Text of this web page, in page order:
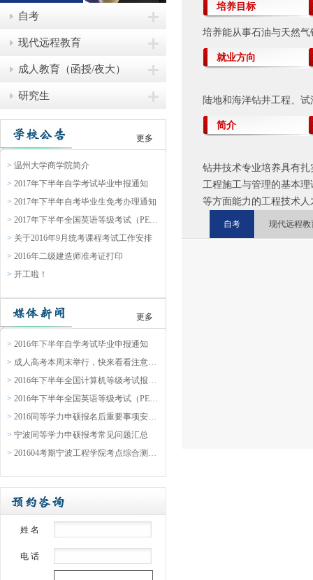
自考
现代远程教育
成人教育（函授/夜大）
研究生
更多
> 温州大学商学院简介
> 2017年下半年自学考试毕业申报通知
> 2017年下半年自考毕业生免考办理通知
> 2017年下半年全国英语等级考试（PETS）报名通知
> 关于2016年9月统考课程考试工作安排
> 2016年二级建造师准考证打印
> 开工啦！
更多
> 2016年下半年自学考试毕业申报通知
> 成人高考本周末举行，快来看看注意事项吧
> 2016年下半年全国计算机等级考试报名通告
> 2016年下半年全国英语等级考试（PETS）报名通知
> 2016同等学力申硕报名后重要事项安排表
> 宁波同等学力申硕报考常见问题汇总
> 201604考期宁波工程学院考点综合测验缴费通知
姓 名
电 话
培养目标
培养能从事石油与天然
就业方向
陆地和海洋钻井工程、
简介
钻井技术专业培养具有
工程施工与管理的基本
等方面能力的工程技术人
自考 现代远程教